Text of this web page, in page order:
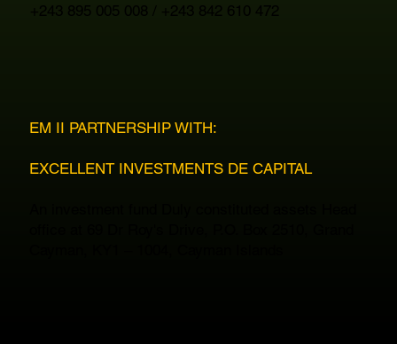
EM II PARTNERSHIP WITH:
EXCELLENT INVESTMENTS DE CAPITAL